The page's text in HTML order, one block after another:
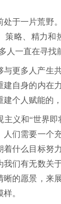
处于一片荒野
略、精力和
人一直在寻找
与更多人产生
建自身的内在
个人赋能的
主义和“世界
人们需要一个
着什么目标努
我们有无数关
晰的愿景，来
。